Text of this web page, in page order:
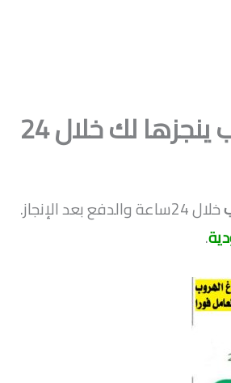
شروط الغاء بلاغ الهروب أفضل معقب ينجزها لك خلال 24
خلال 24ساعة والدفع بعد الإنجاز.
.